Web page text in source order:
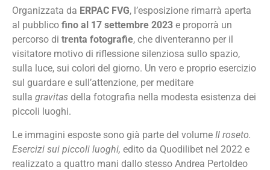
Organizzata da ERPAC FVG, l’esposizione rimarrà aperta
al pubblico fino al 17 settembre 2023 e proporrà un
percorso di trenta fotografie, che diventeranno per il
visitatore motivo di riflessione silenziosa sullo spazio,
sulla luce, sui colori del giorno. Un vero e proprio esercizio
sul guardare e sull’attenzione, per meditare
sulla gravitas della fotografia nella modesta esistenza dei
piccoli luoghi.
Le immagini esposte sono già parte del volume Il roseto.
Esercizi sui piccoli luoghi, edito da Quodilibet nel 2022 e
realizzato a quattro mani dallo stesso Andrea Pertoldeo